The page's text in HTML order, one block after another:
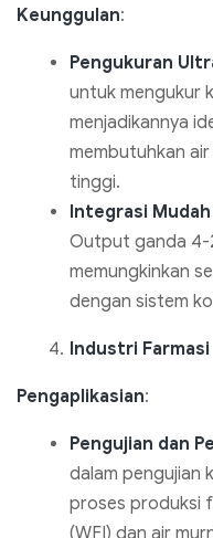
Keunggulan:
Pengukuran
untuk mengukur
menjadikannya
membutuhkan
tinggi.
Integrasi
Output ganda 4-
memungkinkan
dengan sistem
Industri Farmasi
Pengaplikasian:
Pengujian dan
dalam pengujian
proses produksi
(WFI) dan air